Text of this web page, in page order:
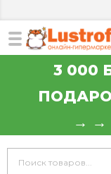
3 000
→ →